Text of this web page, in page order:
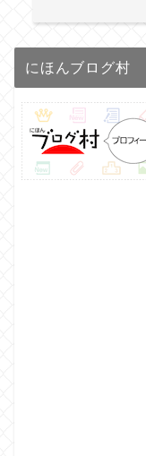
にほんブログ村